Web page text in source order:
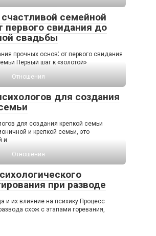
семейной
первого свидания до
свадьбы
прочных основ⁚ от первого свидания
Первый шаг к «золотой»
Отношения
для создания
для создания крепкой семьи
и крепкой семьи, это
и
Отношения
при разводе
и их влияние на психику Процесс
схож с этапами горевания,